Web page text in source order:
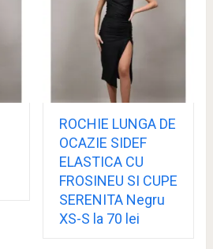
ROCHIE LUNGA DE
OCAZIE SIDEF
ELASTICA CU
FROSINEU SI CUPE
SERENITA Negru
XS-S la 70 lei